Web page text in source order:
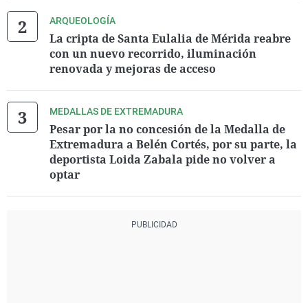
ARQUEOLOGÍA
La cripta de Santa Eulalia de Mérida reabre
con un nuevo recorrido, iluminación
renovada y mejoras de acceso
MEDALLAS DE EXTREMADURA
Pesar por la no concesión de la Medalla de
Extremadura a Belén Cortés, por su parte, la
deportista Loida Zabala pide no volver a
optar